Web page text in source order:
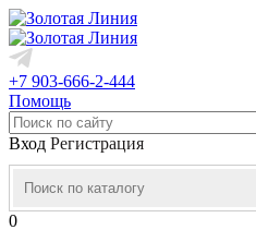
+7 903-666-2-444
Помощь
Вход Регистрация
0